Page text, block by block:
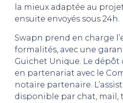
la mieux adaptée au
ensuite envoyés sous 24h.
Swapn prend en charge
formalités, avec une
Guichet Unique. Le
en partenariat avec le
notaire partenaire.
disponible par chat, mail,